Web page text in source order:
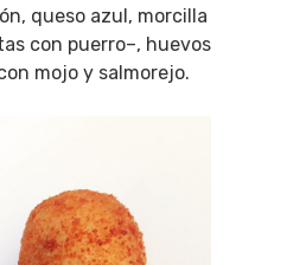
queso azul, morcilla
con puerro–, huevos
mojo y salmorejo.